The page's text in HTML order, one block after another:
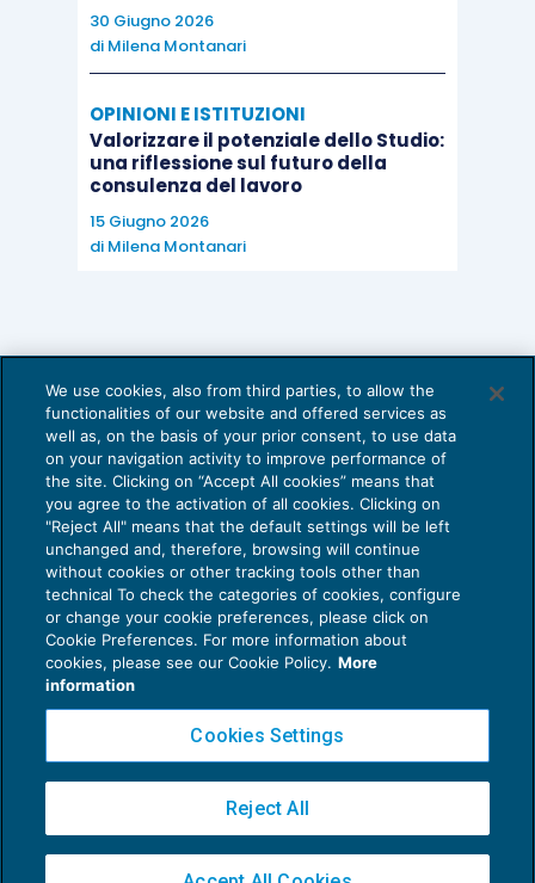
30 Giugno 2026
di Milena Montanari
OPINIONI E ISTITUZIONI
Valorizzare il potenziale dello Studio:
una riflessione sul futuro della
consulenza del lavoro
15 Giugno 2026
di Milena Montanari
Privacy Policy
Cookie Policy
Copyright 2016 ©Gruppo Euroconference S.p.A.v2.32.4
Piazza Luigi Einaudi, 10N01 - 20124 Milano - info@ecnews.it
02776120236
We use cookies, also from third parties, to allow the
functionalities of our website and offered services as
well as, on the basis of your prior consent, to use data
on your navigation activity to improve performance of
the site. Clicking on “Accept All cookies” means that
you agree to the activation of all cookies. Clicking on
"Reject All" means that the default settings will be left
unchanged and, therefore, browsing will continue
without cookies or other tracking tools other than
technical To check the categories of cookies, configure
or change your cookie preferences, please click on
Cookie Preferences. For more information about
cookies, please see our Cookie Policy. More
information
Cookies Settings
Reject All